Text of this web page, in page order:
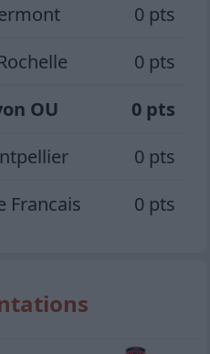
0 pts
0 pts
OU
0 pts
0 pts
Francais 0 pts